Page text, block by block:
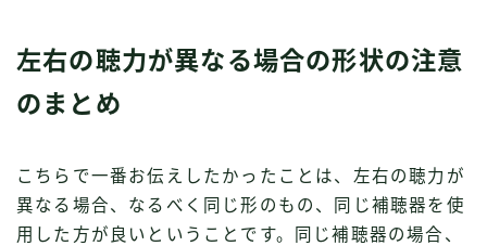
左右の聴力が異なる場合の形状の注意
のまとめ
こちらで一番お伝えしたかったことは、左右の聴力が
異なる場合、なるべく同じ形のもの、同じ補聴器を使
用した方が良いということです。同じ補聴器の場合、